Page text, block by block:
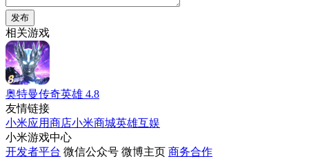
发布
相关游戏
奥特曼传奇英雄 4.8
友情链接
小米应用商店小米商城英雄互娱
小米游戏中心
开发者平台 微信公众号 微博主页 商务合作